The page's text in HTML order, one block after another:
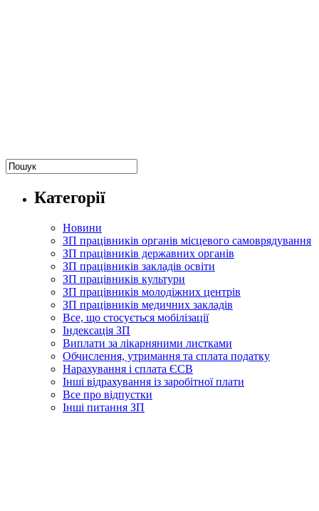
Категорії
Новини
ЗП працівників органів місцевого самоврядування
ЗП працівників державних органів
ЗП працівників закладів освіти
ЗП працівників культури
ЗП працівників молодіжних центрів
ЗП працівників медичних закладів
Все, що стосується мобілізації
Індексація ЗП
Виплати за лікарняними листками
Обчислення, утримання та сплата податку
Нарахування і сплата ЄСВ
Інші відрахування із заробітної плати
Все про відпустки
Інші питання ЗП